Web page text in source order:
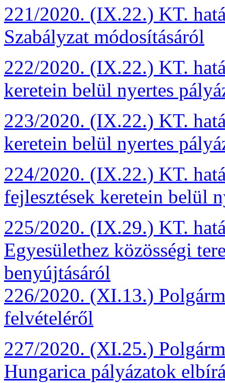
221/2020. (IX.22.) KT.
Szabályzat módosításáról
222/2020. (IX.22.) KT.
keretein belül nyertes
223/2020. (IX.22.) KT.
keretein belül nyertes
224/2020. (IX.22.) KT.
fejlesztések keretein belül
225/2020. (IX.29.) KT.
Egyesülethez közösségi
benyújtásáról
226/2020. (XI.13.)
felvételéről
227/2020. (XI.25.)
Hungarica pályázatok